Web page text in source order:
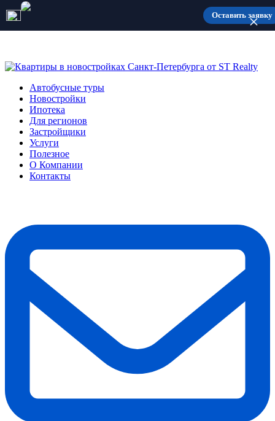
Количество мест ограничено
Автобусные туры
Новостройки
Ипотека
Для регионов
Застройщики
Услуги
Полезное
О Компании
Контакты
Оставить заявку